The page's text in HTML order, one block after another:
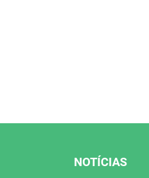
NOTÍCIAS